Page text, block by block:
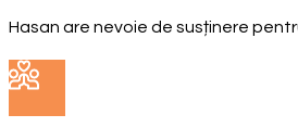
Hasan are nevoie de susținere